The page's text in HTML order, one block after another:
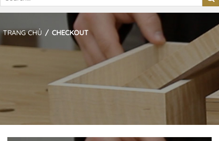
TRANG CHỦ / CHECKOUT